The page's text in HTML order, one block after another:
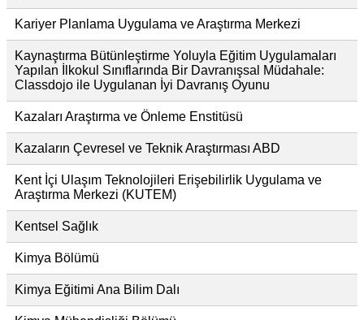
Kariyer Planlama Uygulama ve Araştırma Merkezi
Kaynaştırma Bütünleştirme Yoluyla Eğitim Uygulamaları
Yapılan İlkokul Sınıflarında Bir Davranışsal Müdahale:
Classdojo ile Uygulanan İyi Davranış Oyunu
Kazaları Araştırma ve Önleme Enstitüsü
Kazaların Çevresel ve Teknik Araştırması ABD
Kent İçi Ulaşım Teknolojileri Erişebilirlik Uygulama ve
Araştırma Merkezi (KUTEM)
Kentsel Sağlık
Kimya Bölümü
Kimya Eğitimi Ana Bilim Dalı